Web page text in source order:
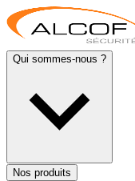
Qui sommes-nous ?
Nos produits